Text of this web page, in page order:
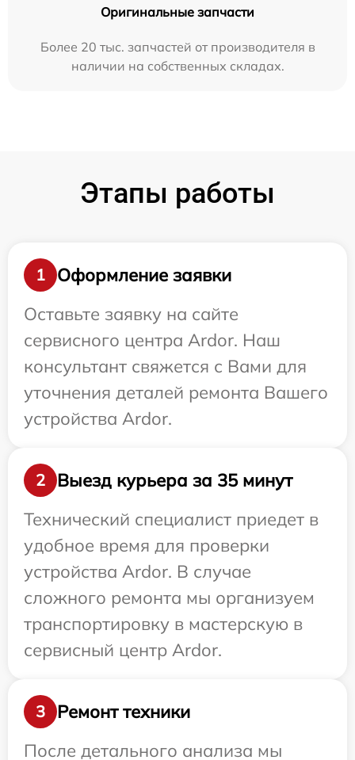
Оригинальные запчасти
Более 20 тыс. запчастей от производителя в
наличии на собственных складах.
Этапы работы
1
Оформление заявки
Оставьте заявку на сайте
сервисного центра Ardor. Наш
консультант свяжется с Вами для
уточнения деталей ремонта Вашего
устройства Ardor.
2
Выезд курьера за 35 минут
Технический специалист приедет в
удобное время для проверки
устройства Ardor. В случае
сложного ремонта мы организуем
транспортировку в мастерскую в
сервисный центр Ardor.
3
Ремонт техники
После детального анализа мы